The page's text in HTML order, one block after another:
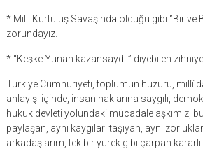
* Milli Kurtuluş Savaşında olduğu gibi ‘’Bir ve
zorundayız.
* “Keşke Yunan kazansaydı!” diyebilen
Türkiye Cumhuriyeti, toplumun huzuru, millî
anlayışı içinde, insan haklarına saygılı,
hukuk devleti yolundaki mücadale aşkımız,
paylaşan, aynı kaygıları taşıyan, aynı
arkadaşlarım, tek bir yürek gibi çarpan